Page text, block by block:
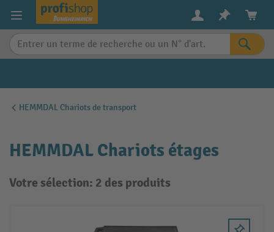
content
HEMMDAL Chariots de transport
HEMMDAL Chariots étages
Votre sélection: 2 des produits